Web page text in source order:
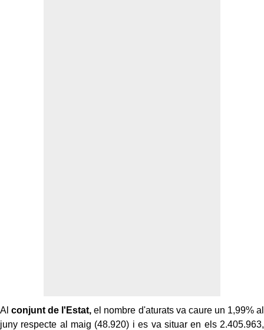
Alconjunt de l'Estat, el nombre d'aturats va caure un 1,99% al
juny respecte al maig (48.920) i es va situar en els 2.405.963,